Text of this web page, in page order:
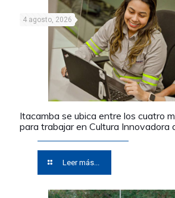
4 agosto, 2026
Itacamba se ubica entre los cuatro
para trabajar en Cultura Innovadora
Leer más...